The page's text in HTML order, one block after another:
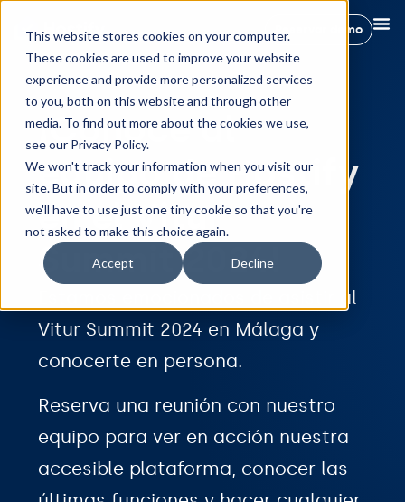
This website stores cookies on your computer.
These cookies are used to improve your website
experience and provide more personalized services
to you, both on this website and through other
media. To find out more about the cookies we use,
see our Privacy Policy.
We won't track your information when you visit our
site. But in order to comply with your preferences,
we'll have to use just one tiny cookie so that you're
not asked to make this choice again.
Accept Decline
Reservar demo
¡Conoce al
equipo de Hostify
en el Vitur
Summit 2024!
Estamos emocionados de asistir al
Vitur Summit 2024 en Málaga y
conocerte en persona.
Reserva una reunión con nuestro
equipo para ver en acción nuestra
accesible plataforma, conocer las